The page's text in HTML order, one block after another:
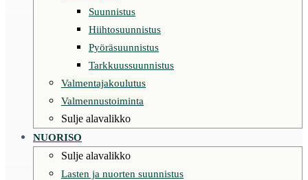
Suunnistus
Hiihtosuunnistus
Pyöräsuunnistus
Tarkkuussuunnistus
Valmentajakoulutus
Valmennustoiminta
Sulje alavalikko
NUORISO
Sulje alavalikko
Lasten ja nuorten suunnistus